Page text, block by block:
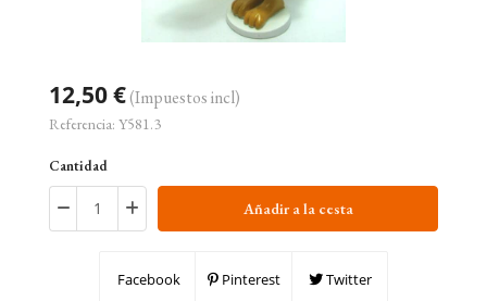
12,50 €(Impuestos incl)
Referencia: Y581.3
Cantidad
Añadir a la cesta
Facebook Pinterest Twitter